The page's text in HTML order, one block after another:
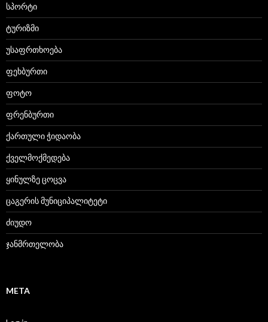
სპორტი
ტურიზმი
უსაფრთხოება
ფეხბურთი
ფოტო
ფრენბურთი
ქართული ჭიდაობა
ქველმოქმედება
ყინულზე ცოცვა
ცაგერის მუნიციპალიტეტი
ძიუდო
ჯანმრთელობა
META